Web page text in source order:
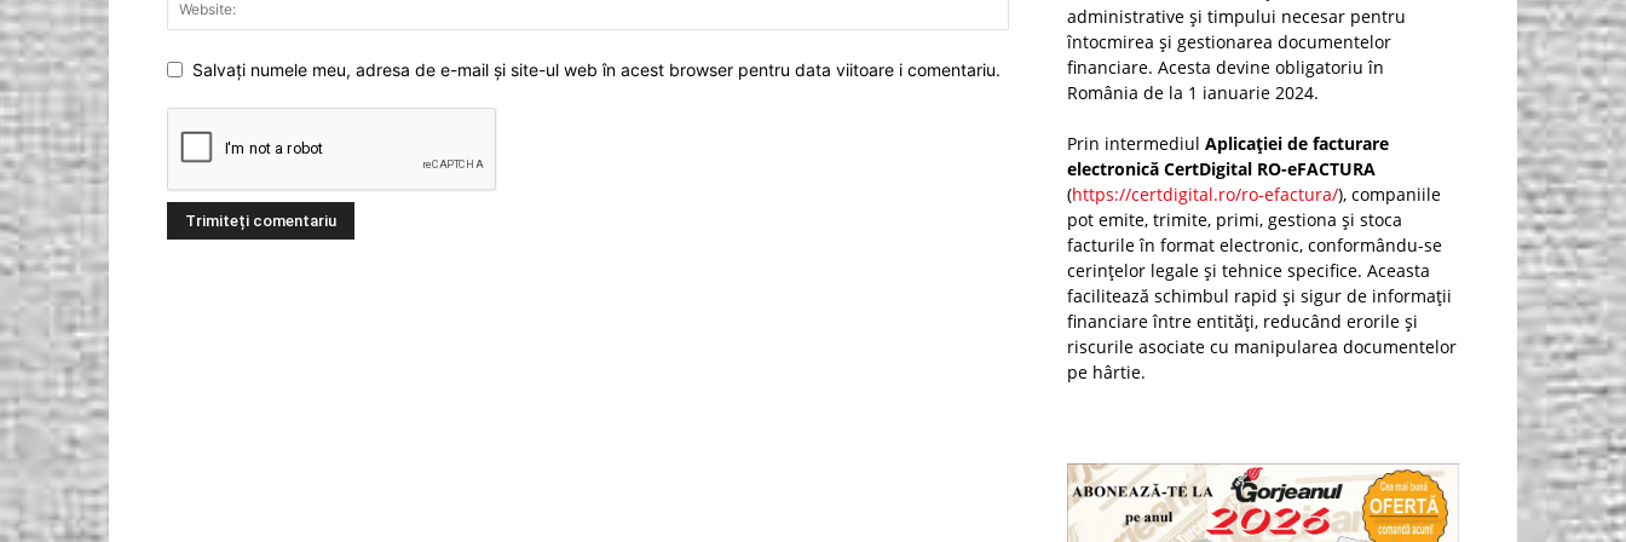
Salvați numele meu, adresa de e-mail și site-ul web în acest browser pentru data viitoare i comentariu.
administrative și timpului necesar pentru
întocmirea și gestionarea documentelor
financiare. Acesta devine obligatoriu în
România de la 1 ianuarie 2024.
Prin intermediul Aplicației de facturare
electronică CertDigital RO-eFACTURA
(https://certdigital.ro/ro-efactura/), companiile
pot emite, trimite, primi, gestiona și stoca
facturile în format electronic, conformându-se
cerințelor legale și tehnice specifice. Aceasta
facilitează schimbul rapid și sigur de informații
financiare între entități, reducând erorile și
riscurile asociate cu manipularea documentelor
pe hârtie.